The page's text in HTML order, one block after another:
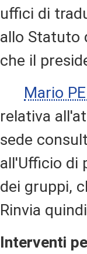
uffici di
allo Statuto
che il
Mario
relativa
sede
all'Ufficio di
dei gruppi,
Rinvia
Interventi